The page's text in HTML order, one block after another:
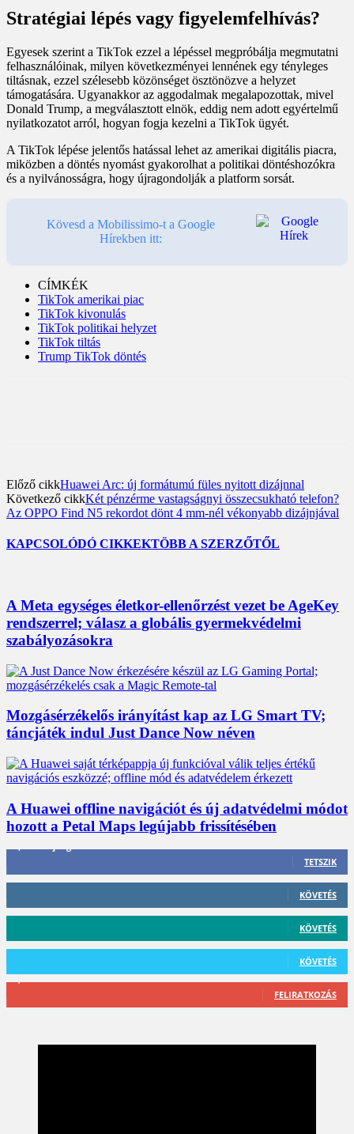
Stratégiai lépés vagy figyelemfelhívás?
Egyesek szerint a TikTok ezzel a lépéssel megpróbálja megmutatni
felhasználóinak, milyen következményei lennének egy tényleges
tiltásnak, ezzel szélesebb közönséget ösztönözve a helyzet
támogatására. Ugyanakkor az aggodalmak megalapozottak, mivel
Donald Trump, a megválasztott elnök, eddig nem adott egyértelmű
nyilatkozatot arról, hogyan fogja kezelni a TikTok ügyét.
A TikTok lépése jelentős hatással lehet az amerikai digitális piacra,
miközben a döntés nyomást gyakorolhat a politikai döntéshozókra
és a nyilvánosságra, hogy újragondolják a platform sorsát.
Kövesd a Mobilissimo-t a Google
Hírekben itt:
CÍMKÉK
TikTok amerikai piac
TikTok kivonulás
TikTok politikai helyzet
TikTok tiltás
Trump TikTok döntés
Előző cikkHuawei Arc: új formátumú füles nyitott dizájnnal
Következő cikkKét pénzérme vastagságnyi összecsukható telefon?
Az OPPO Find N5 rekordot dönt 4 mm-nél vékonyabb dizájnjával
KAPCSOLÓDÓ CIKKEKTÖBB A SZERZŐTŐL
A Meta egységes életkor-ellenőrzést vezet be AgeKey
rendszerrel; válasz a globális gyermekvédelmi
szabályozásokra
Mozgásérzékelős irányítást kap az LG Smart TV;
táncjáték indul Just Dance Now néven
A Huawei offline navigációt és új adatvédelmi módot
hozott a Petal Maps legújabb frissítésében
TETSZIK
KÖVETÉS
KÖVETÉS
KÖVETÉS
FELIRATKOZÁS